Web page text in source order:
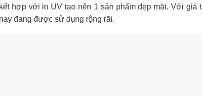
hợp với in UV tạo nên 1 sản phẩm đẹp mặt. Với giá
đang được sử dụng rộng rãi.